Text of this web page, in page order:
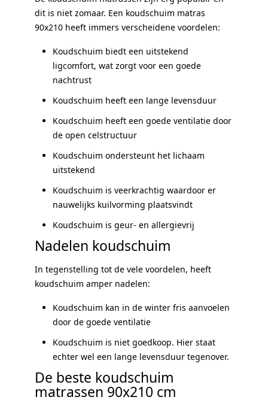
dit is niet zomaar. Een koudschuim matras
90x210 heeft immers verscheidene voordelen:
Koudschuim biedt een uitstekend
ligcomfort, wat zorgt voor een goede
nachtrust
Koudschuim heeft een lange levensduur
Koudschuim heeft een goede ventilatie door
de open celstructuur
Koudschuim ondersteunt het lichaam
uitstekend
Koudschuim is veerkrachtig waardoor er
nauwelijks kuilvorming plaatsvindt
Koudschuim is geur- en allergievrij
Nadelen koudschuim
In tegenstelling tot de vele voordelen, heeft
koudschuim amper nadelen:
Koudschuim kan in de winter fris aanvoelen
door de goede ventilatie
Koudschuim is niet goedkoop. Hier staat
echter wel een lange levensduur tegenover.
De beste koudschuim
matrassen 90x210 cm